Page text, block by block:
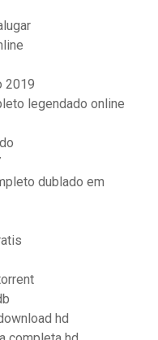
2019
legendado online
dublado em
hd